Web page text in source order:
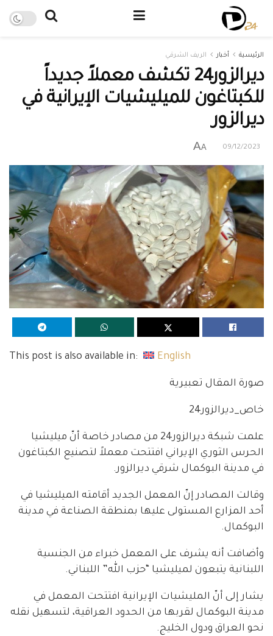
الرئيسية أخبار الريف الشرقي
ديرالزور24 تكشف معملاً جديداً
للكبتاغون للميليشيات الإيرانية في
ديرالزور
09/12/2023
A
A
This post is also available in: English
صورة المقال تعبيرية
خاص_ديرالزور24
علمت شبكة ديرالزور24 من مصادر خاصة أنّ ميليشيا
الحرس الثوري الإيراني افتتحت معملاً لتصنيع الكبتاغون
في مدينة البوكمال شرقي ديرالزور.
وقالت المصادر إنّ المعمل الجديد أقامته الميليشيا في
أحد المزارع المستولى عليها بمنطقة الصناعة في مدينة
البوكمال.
وأضافت أنه يشرف على المعمل خبراء من الجنسية
اللبنانية يتبعون لميليشيا “حزب الله” اللبناني.
يشار إلى أنّ المليشيات الإيرانية افتتحت المعمل في
مدينة البوكمال لقربها من الحدود العراقية، لتسهيل نقله
نحو العراق ودول الخليج.